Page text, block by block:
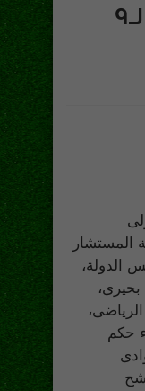
الترشح والانتخاب لـ9
المستشار
الدولة،
حكم